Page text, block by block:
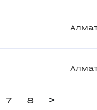
7 8 >